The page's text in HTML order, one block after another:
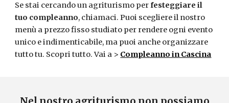
Se stai cercando un agriturismo perfesteggiare il
tuo compleanno, chiamaci. Puoi scegliere il nostro
menù a prezzo fisso studiato per rendere ogni evento
unico e indimenticabile, ma puoi anche organizzare
tutto tu. Scopri tutto. Vai a > Compleanno in Cascina